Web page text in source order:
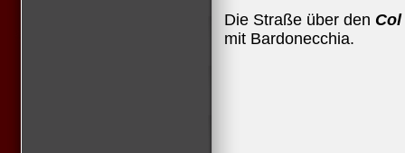
Die Straße über den Col
mit Bardonecchia.